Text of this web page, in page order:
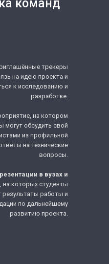
команд
трекеры
на идею проекта и
к исследованию и
разработке.
на котором
могут обсудить свой
из профильной
на технические
вопросы.
в вузах и
, на которых студенты
работы и
по дальнейшему
развитию проекта.